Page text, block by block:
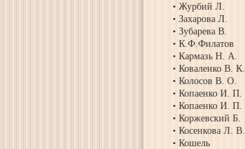
Журбий Л.
Захарова Л.
Зубарева В.
К.Ф.Филатов
Кармазь Н. А.
Коваленко В. К.
Колосов В. О.
Копаенко И. П.
Копаенко И. П.
Коржевский Б.
Косенкова Л. В.
Кошель